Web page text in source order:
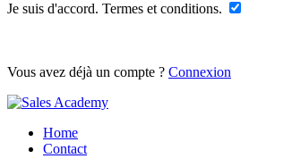
Je suis d'accord. Termes et conditions.
Vous avez déjà un compte ? Connexion
Home
Contact